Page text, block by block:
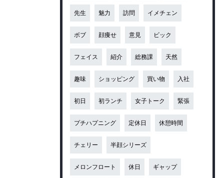
先生 魅力 訪問 イメチェン
ボブ 顔痩せ 意見 ビック
フェイス 紹介 総務課 天然
趣味 ショッピング 買い物 入社
初日 初ランチ 女子トーク 緊張
プチハプニング 定休日 休憩時間
チェリー 半顔シリーズ
メロンフロート 休日 ギャップ